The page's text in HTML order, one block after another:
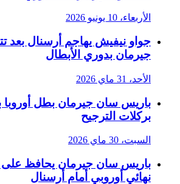
الأربعاء، 10 يونيو 2026
جواو نيفيش يهاجم أرسنال بعد
جيرمان بدوري الأبطال
الأحد، 31 ماي 2026
باريس سان جيرمان بطل أوروبا
بركلات الترجيح
السبت، 30 ماي 2026
نهائي أوروبي أمام أرسنال